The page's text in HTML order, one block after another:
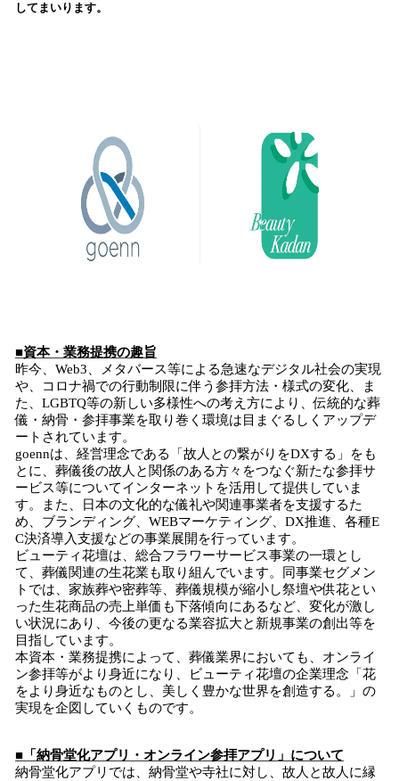
してまいります。
■資本・業務提携の趣旨
昨今、Web3、メタバース等による急速なデジタル社会の実現
や、コロナ禍での行動制限に伴う参拝方法・様式の変化、ま
た、LGBTQ等の新しい多様性への考え方により、伝統的な葬
儀・納骨・参拝事業を取り巻く環境は目まぐるしくアップデ
ートされています。
goennは、経営理念である「故人との繋がりをDXする」をも
とに、葬儀後の故人と関係のある方々をつなぐ新たな参拝サ
ービス等についてインターネットを活用して提供していま
す。また、日本の文化的な儀礼や関連事業者を支援するた
め、ブランディング、WEBマーケティング、DX推進、各種E
C決済導入支援などの事業展開を行っています。
ビューティ花壇は、総合フラワーサービス事業の一環とし
て、葬儀関連の生花業も取り組んでいます。同事業セグメン
トでは、家族葬や密葬等、葬儀規模が縮小し祭壇や供花とい
った生花商品の売上単価も下落傾向にあるなど、変化が激し
い状況にあり、今後の更なる業容拡大と新規事業の創出等を
目指しています。
本資本・業務提携によって、葬儀業界においても、オンライ
ン参拝等がより身近になり、ビューティ花壇の企業理念「花
をより身近なものとし、美しく豊かな世界を創造する。」の
実現を企図していくものです。
■「納骨堂化アプリ・オンライン参拝アプリ」について
納骨堂化アプリでは、納骨堂や寺社に対し、故人と故人に縁